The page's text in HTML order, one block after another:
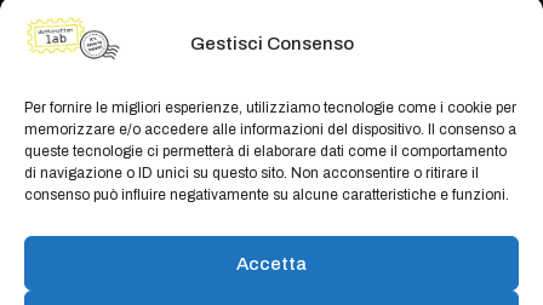
Gestisci Consenso
Per fornire le migliori esperienze, utilizziamo tecnologie come i cookie per
memorizzare e/o accedere alle informazioni del dispositivo. Il consenso a
queste tecnologie ci permetterà di elaborare dati come il comportamento
di navigazione o ID unici su questo sito. Non acconsentire o ritirare il
consenso può influire negativamente su alcune caratteristiche e funzioni.
Accetta